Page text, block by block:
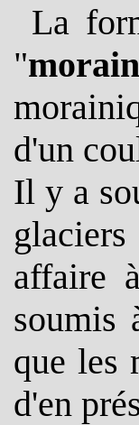
La
"
d'un
Il y a
affaire
soumis
que les
d'en